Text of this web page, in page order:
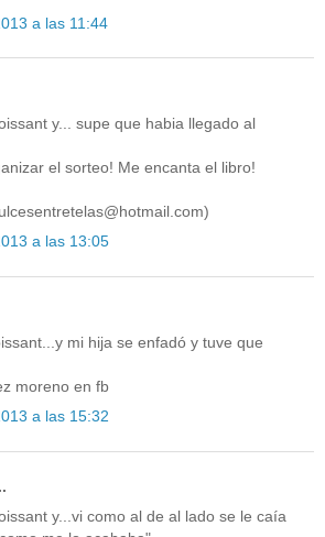
a las 11:44
y... supe que habia llegado al
el sorteo! Me encanta el libro!
a las 13:05
mi hija se enfadó y tuve que
moreno en fb
a las 15:32
y...vi como al de al lado se le caía